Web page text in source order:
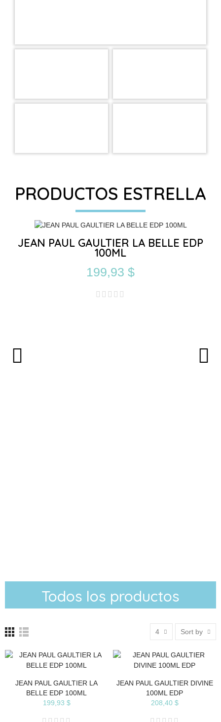
PRODUCTOS ESTRELLA
JEAN PAUL GAULTIER LA BELLE EDP
100ML
199,93 $
Todos los productos
4 Sort by
JEAN PAUL GAULTIER LA
BELLE EDP 100ML
199,93 $
JEAN PAUL GAULTIER DIVINE
100ML EDP
208,40 $